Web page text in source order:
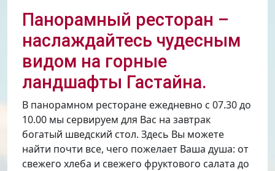
Панорамный ресторан –
наслаждайтесь чудесным
видом на горные
ландшафты Гастайна.
В панорамном ресторане ежедневно с 07.30 до
10.00 мы сервируем для Вас на завтрак
богатый шведский стол. Здесь Вы можете
найти почти все, чего пожелает Ваша душа: от
свежего хлеба и свежего фруктового салата до